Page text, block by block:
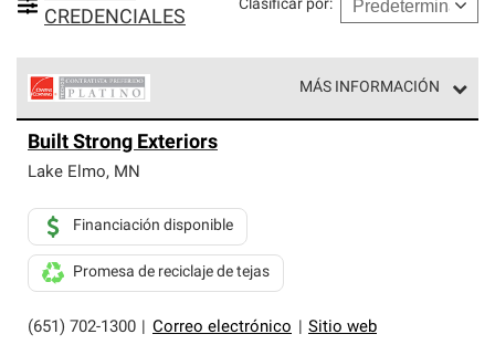
CREDENCIALES
Clasificar por:
MÁS INFORMACIÓN
Corning constituyen el nivel superior de nuestra red
exclusiva y cumplen con estándares estrictos de
Solo ellos pueden ofrecer nuestra mejor garantía de
sistemas de techos.
Built Strong Exteriors
Lake Elmo, MN
(651) 702-1300 Correo electrónico Sitio web
Financiación disponible
Promesa de reciclaje de tejas